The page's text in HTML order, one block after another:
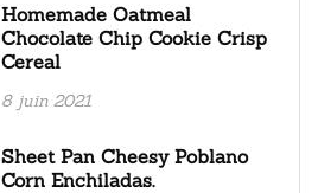
Homemade Oatmeal
Chocolate Chip Cookie Crisp
Cereal
8 juin 2021
Sheet Pan Cheesy Poblano
Corn Enchiladas.